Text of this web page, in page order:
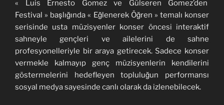
« Luis Ernesto Gomez ve Gülseren Gomez’den
Festival » başlığında « Eğlenerek Öğren » temalı konser
serisinde usta müzisyenler konser öncesi interaktif
sahneyle gençleri ve ailelerini de sahne
profesyonelleriyle bir araya getirecek. Sadece konser
vermekle kalmayıp genç müzisyenlerin kendilerini
göstermelerini hedefleyen topluluğun performansı
sosyal medya sayesinde canlı olarak da izlenebilecek.